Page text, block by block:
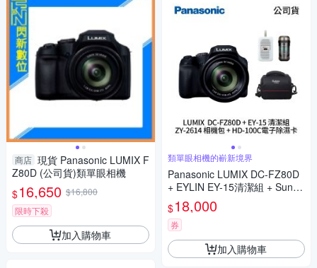
商店 現貨 Panasonic LUMIX F
Z80D (公司貨)類單眼相機
$16,650 $16,800
限時下殺
加入購物車
類單眼相機的嶄新境界
Panasonic LUMIX DC-FZ80D
+ EYLIN EY-15清潔組 + SunLi
ght ZY-2614相機包 + EirMai 銳
瑪 HD-100C電子除濕卡 FZ80
D (公司貨)
$18,000
券
加入購物車